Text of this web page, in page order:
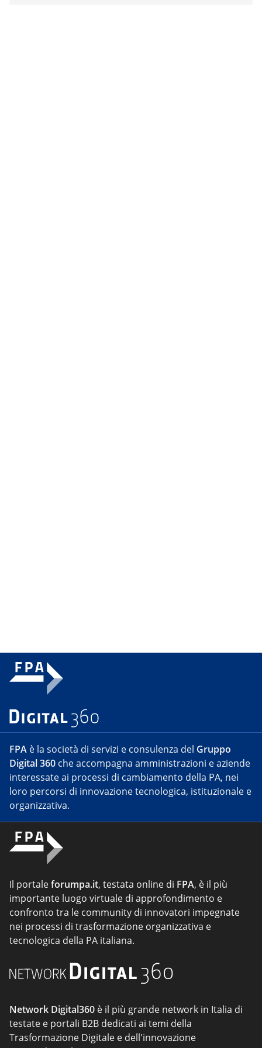
FPA è la società di servizi e consulenza del Gruppo
Digital 360 che accompagna amministrazioni e aziende
interessate ai processi di cambiamento della PA, nei
loro percorsi di innovazione tecnologica, istituzionale e
organizzativa.
Il portaleforumpa.it, testata online di FPA, è il più
importante luogo virtuale di approfondimento e
confronto tra le community di innovatori impegnate
nei processi di trasformazione organizzativa e
tecnologica della PA italiana.
Network Digital360 è il più grande network in Italia di
testate e portali B2B dedicati ai temi della
Trasformazione Digitale e dell'innovazione